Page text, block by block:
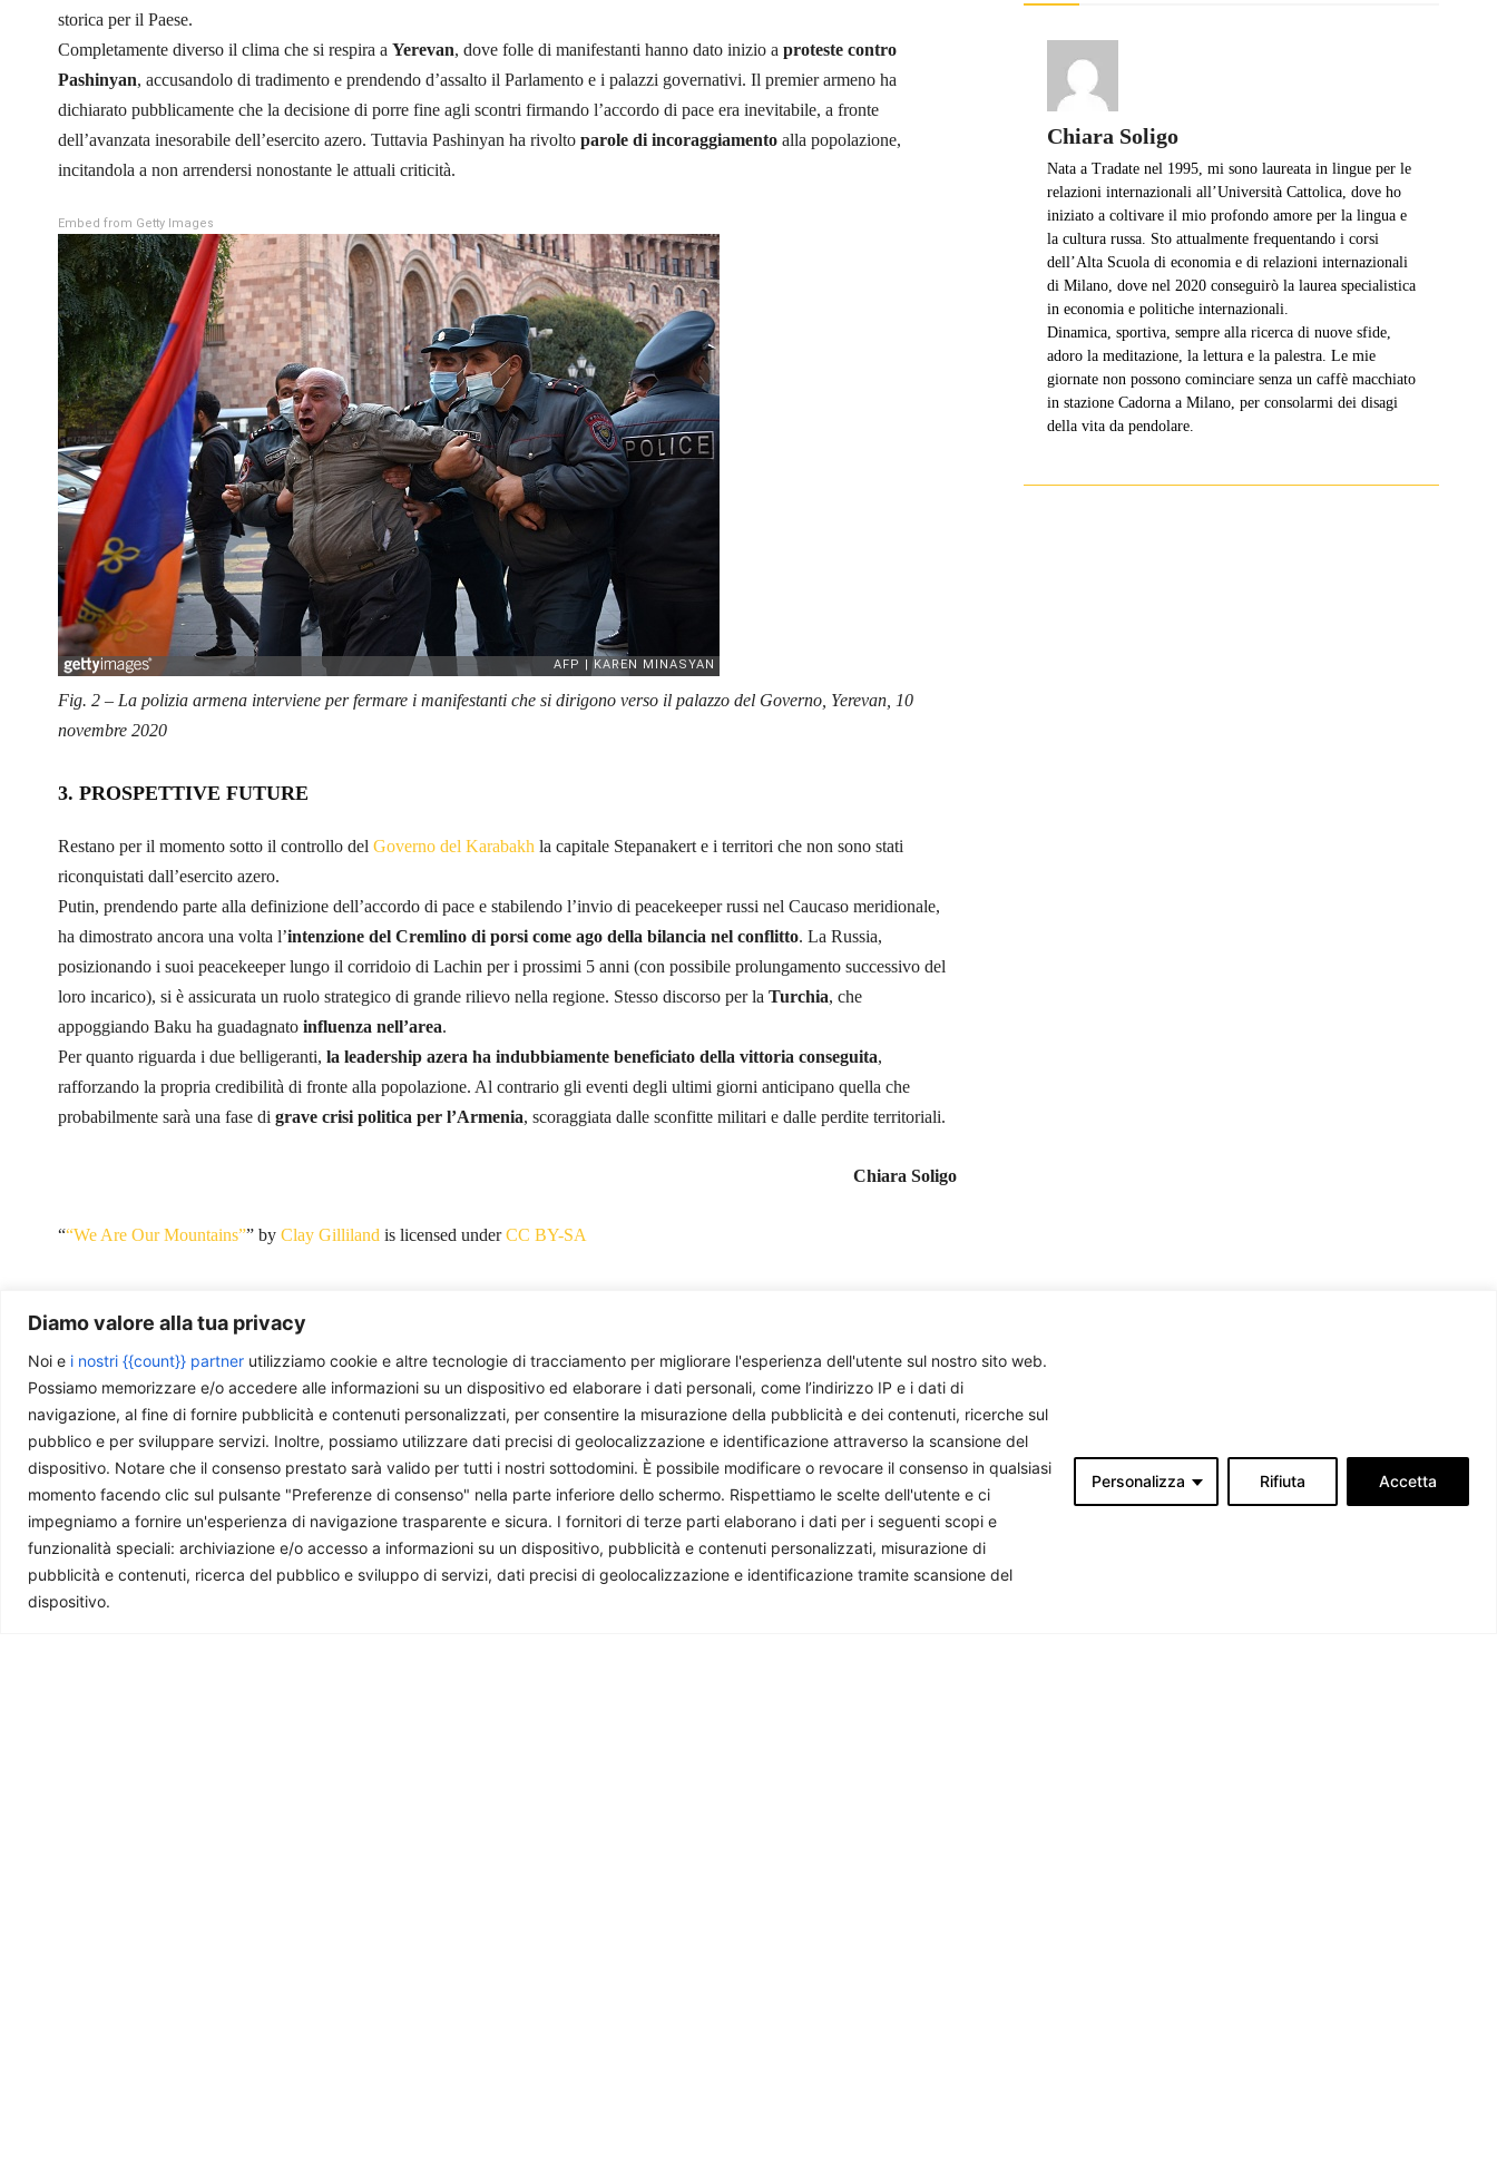
Diamo valore alla tua privacy
Noi e i nostri {{count}} partner utilizziamo cookie e altre tecnologie di tracciamento per migliorare l'esperienza dell'utente sul nostro sito web.
Possiamo memorizzare e/o accedere alle informazioni su un dispositivo ed elaborare i dati personali, come l’indirizzo IP e i dati di
navigazione, al fine di fornire pubblicità e contenuti personalizzati, per consentire la misurazione della pubblicità e dei contenuti, ricerche sul
pubblico e per sviluppare servizi. Inoltre, possiamo utilizzare dati precisi di geolocalizzazione e identificazione attraverso la scansione del
dispositivo. Notare che il consenso prestato sarà valido per tutti i nostri sottodomini. È possibile modificare o revocare il consenso in qualsiasi
momento facendo clic sul pulsante "Preferenze di consenso" nella parte inferiore dello schermo. Rispettiamo le scelte dell'utente e ci
impegniamo a fornire un'esperienza di navigazione trasparente e sicura. I fornitori di terze parti elaborano i dati per i seguenti scopi e
funzionalità speciali: archiviazione e/o accesso a informazioni su un dispositivo, pubblicità e contenuti personalizzati, misurazione di
pubblicità e contenuti, ricerca del pubblico e sviluppo di servizi, dati precisi di geolocalizzazione e identificazione tramite scansione del
dispositivo.
Personalizza Rifiuta Accetta
storica per il Paese.
Completamente diverso il clima che si respira a Yerevan, dove folle di manifestanti hanno dato inizio a proteste contro
Pashinyan, accusandolo di tradimento e prendendo d’assalto il Parlamento e i palazzi governativi. Il premier armeno ha
dichiarato pubblicamente che la decisione di porre fine agli scontri firmando l’accordo di pace era inevitabile, a fronte
dell’avanzata inesorabile dell’esercito azero. Tuttavia Pashinyan ha rivolto parole di incoraggiamento alla popolazione,
incitandola a non arrendersi nonostante le attuali criticità.
Embed from Getty Images
Fig. 2 – La polizia armena interviene per fermare i manifestanti che si dirigono verso il palazzo del Governo, Yerevan, 10
novembre 2020
3. PROSPETTIVE FUTURE
Restano per il momento sotto il controllo del Governo del Karabakh la capitale Stepanakert e i territori che non sono stati
riconquistati dall’esercito azero.
Putin, prendendo parte alla definizione dell’accordo di pace e stabilendo l’invio di peacekeeper russi nel Caucaso meridionale,
ha dimostrato ancora una volta l’intenzione del Cremlino di porsi come ago della bilancia nel conflitto. La Russia,
posizionando i suoi peacekeeper lungo il corridoio di Lachin per i prossimi 5 anni (con possibile prolungamento successivo del
loro incarico), si è assicurata un ruolo strategico di grande rilievo nella regione. Stesso discorso per la Turchia, che
appoggiando Baku ha guadagnato influenza nell’area.
Per quanto riguarda i due belligeranti, la leadership azera ha indubbiamente beneficiato della vittoria conseguita,
rafforzando la propria credibilità di fronte alla popolazione. Al contrario gli eventi degli ultimi giorni anticipano quella che
probabilmente sarà una fase di grave crisi politica per l’Armenia, scoraggiata dalle sconfitte militari e dalle perdite territoriali.
Chiara Soligo
““We Are Our Mountains”” by Clay Gilliland is licensed underCC BY-SA
Chiara Soligo
Nata a Tradate nel 1995, mi sono laureata in lingue per le
relazioni internazionali all’Università Cattolica, dove ho
iniziato a coltivare il mio profondo amore per la lingua e
la cultura russa. Sto attualmente frequentando i corsi
dell’Alta Scuola di economia e di relazioni internazionali
di Milano, dove nel 2020 conseguirò la laurea specialistica
in economia e politiche internazionali.
Dinamica, sportiva, sempre alla ricerca di nuove sfide,
adoro la meditazione, la lettura e la palestra. Le mie
giornate non possono cominciare senza un caffè macchiato
in stazione Cadorna a Milano, per consolarmi dei disagi
della vita da pendolare.
Ti piace quello che facciamo?
La nostra redazione è composta da giovani professionisti e appassionati che si impegnano volontariamente a produrre
questa rivista. Se ti è utile e ti interessa quello che facciamo, sostienici: costa quanto un paio di caffè al mese.
Ti potrebbe interessare